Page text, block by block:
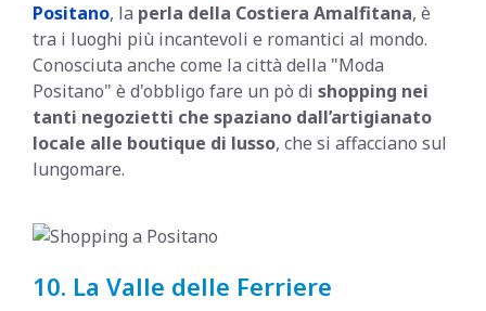
Positano, la perla della Costiera Amalfitana, è
tra i luoghi più incantevoli e romantici al mondo.
Conosciuta anche come la città della "Moda
Positano" è d'obbligo fare un pò di shopping nei
tanti negozietti che spaziano dall’artigianato
locale alle boutique di lusso, che si affacciano sul
lungomare.
10. La Valle delle Ferriere